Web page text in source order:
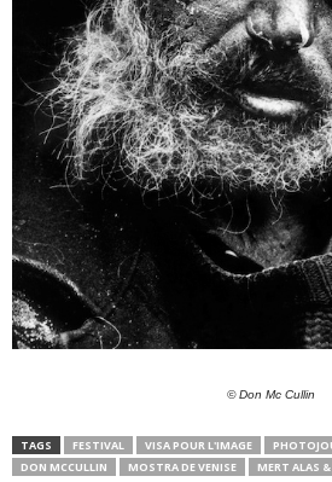
© Don Mc Cullin
TAGS FESTIVAL VISA POUR L'IMAGE
DON MCCULLIN
MOSTRA DE VENISE MERT ALAS